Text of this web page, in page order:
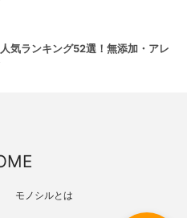
気ランキング52選！無添加・アレ
モノシルとは